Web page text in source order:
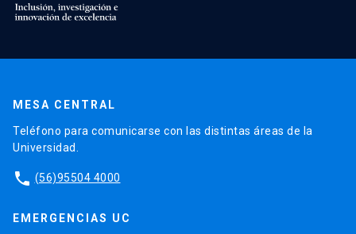
MESA CENTRAL
Teléfono para comunicarse con las distintas áreas de la
Universidad.
phone (56)95504 4000
EMERGENCIAS UC